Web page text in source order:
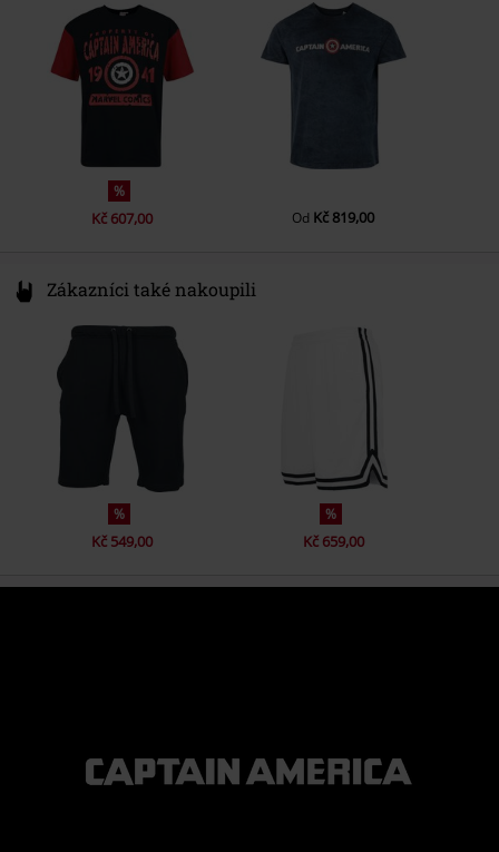
vícebarevný
Basic tričko
Fruit of the Loom - Valueweight
Hmotnost/Gramáž - trička
Basic tričko (cca 165 g/m2) -
Regularweight
%
Kč 607,00 Od Kč 819,00
Zákazníci také nakoupili
%
Kč 549,00
%
Kč 659,00